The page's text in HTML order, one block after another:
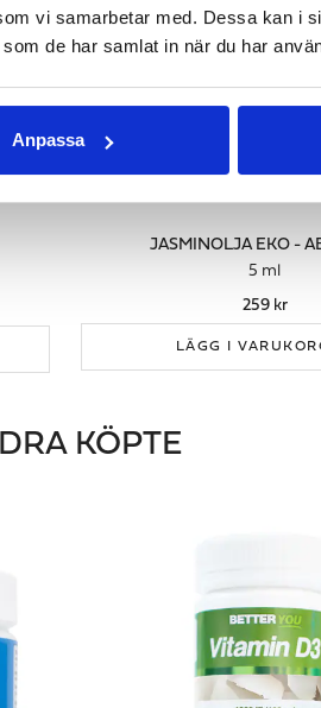
vi samarbetar med. Dessa kan i
de har samlat in när du har
Anpassa
JASMINOLJA EKO -
5 ml
259 kr
LÄGG I
KÖPTE